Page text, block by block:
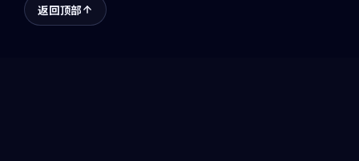
返回顶部